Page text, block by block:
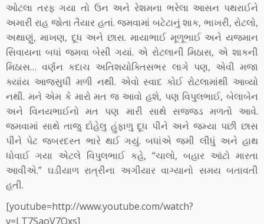
ઓટલા તરફ ગયા તો ઉન અને રેશમના ભરેલા આસન પથરાઈને
અમારી રાહ જોતા તૈયાર હતાં. જમવામાં બટેટાનું શાક, ભાખરી, રોટલો,
અથાણું, માખણ, દૂધ અને છાસ. માયાભાઈ મૂળૂભાઈ અને યજમાન
સિવાયના બધાં જમવા બેસી ગયાં. એ રોટલાની મિઠાસ, એ શાકની
મિઠાસ… વર્ણન કદાચ અતિશયોક્તિસભર લાગે પણ, એવી મજા
ક્યાંય આજસુધી મળી નથી. એવો સ્વાદ કોઈ રોટલામાંથી આવ્યો
નથી. મને એમ કે મારો મત જ આવો હશે, પણ વિપુલભાઈ, બેલાબેન
અને વિનયભાઈનો મત પણ મારી સાથે સજ્જડ મળતો આવે.
જમવામાં સાથે તાજુ દોહેલુ હુંફાળુ દૂધ પીને અને જમ્યા પછી છાસ
પીને પેટ જબરદસ્ત ભારે થઈ ગયું. બધાંએ જમી લીધું અને હાથ
ધોવાઈ ગયા એટલે વિપુલભાઈ કહે, “ચાલો, બહાર આંટો મારતા
આવીએ.” ઘડીયાળ રાત્રીના અગીયાર વાગ્યાનો સમય બતાવતી
હતી.
[youtube=http://www.youtube.com/watch?
v=LT7SaoV7Qxs]